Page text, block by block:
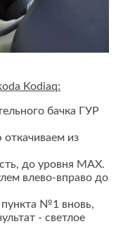
Kodiaq:
бачка ГУР
из
до уровня MAX.
влево-вправо до
пункта №1 вновь,
- светлое